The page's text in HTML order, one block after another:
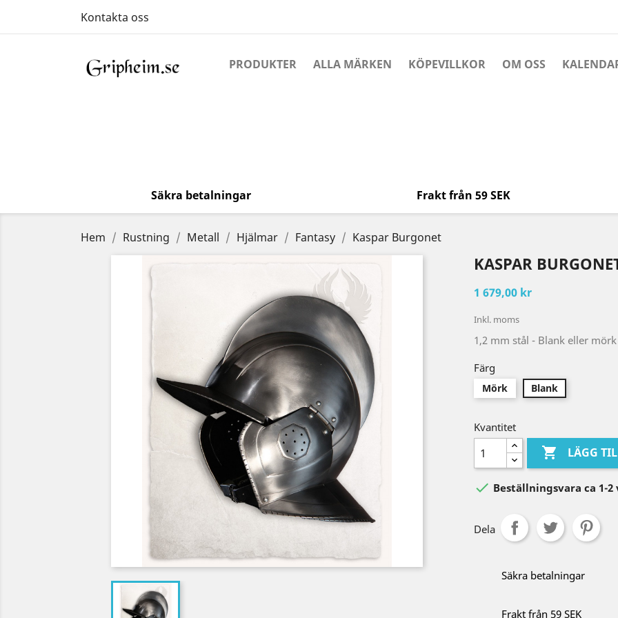
Kontakta oss
PRODUKTER ALLA MÄRKEN KÖPEVILLKOR OM OSS
Säkra betalningar Frakt från 59 SEK
Hem Rustning Metall Hjälmar Fantasy Kaspar Burgonet
KASPAR
1 679,00 kr
Inkl. moms
1,2 mm stål - Blank eller mörk
Färg
Mörk Blank
Kvantitet
 LÄGG
 Beställningsvara ca 1-2
Dela
Säkra betalningar
Frakt från 59 SEK